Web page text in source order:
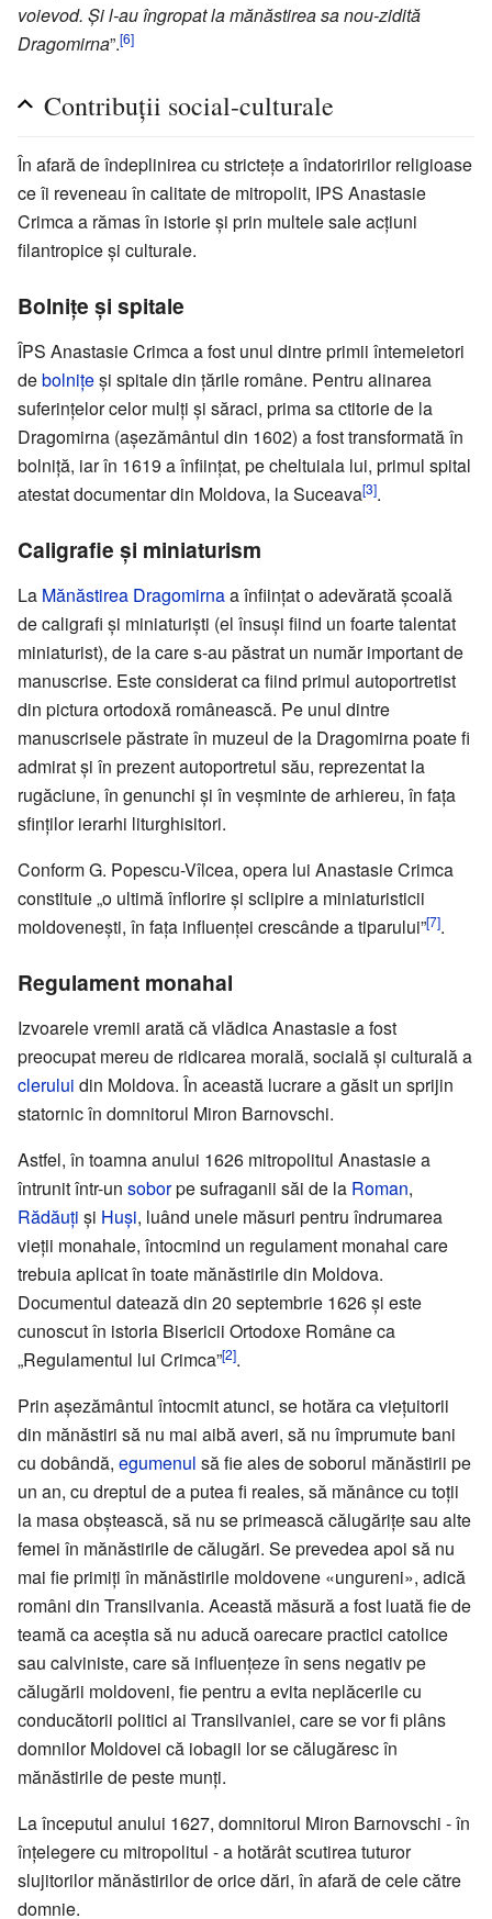
voievod. Și l-au îngropat la mănăstirea sa nou-zidită
Dragomirna”.[6]
Contribuții social-culturale
În afară de îndeplinirea cu strictețe a îndatoririlor religioase
ce îi reveneau în calitate de mitropolit, IPS Anastasie
Crimca a rămas în istorie și prin multele sale acțiuni
filantropice și culturale.
Bolnițe și spitale
ÎPS Anastasie Crimca a fost unul dintre primii întemeietori
debolnițeși spitale din țările române. Pentru alinarea
suferințelor celor mulți și săraci, prima sa ctitorie de la
Dragomirna (așezământul din 1602) a fost transformată în
bolniță, iar în 1619 a înființat, pe cheltuiala lui, primul spital
atestat documentar din Moldova, la Suceava[3].
Caligrafie și miniaturism
La Mănăstirea Dragomirnaa înființat o adevărată școală
de caligrafi și miniaturiști (el însuși fiind un foarte talentat
miniaturist), de la care s-au păstrat un număr important de
manuscrise. Este considerat ca fiind primul autoportretist
din pictura ortodoxă românească. Pe unul dintre
manuscrisele păstrate în muzeul de la Dragomirna poate fi
admirat și în prezent autoportretul său, reprezentat la
rugăciune, în genunchi și în veșminte de arhiereu, în fața
sfinților ierarhi liturghisitori.
Conform G. Popescu-Vîlcea, opera lui Anastasie Crimca
constituie „o ultimă înflorire şi sclipire a miniaturisticii
moldoveneşti, în faţa influenţei crescânde a tiparului”[7].
Regulament monahal
Izvoarele vremii arată că vlădica Anastasie a fost
preocupat mereu de ridicarea morală, socială și culturală a
clerului din Moldova. În această lucrare a găsit un sprijin
statornic în domnitorul Miron Barnovschi.
Astfel, în toamna anului 1626 mitropolitul Anastasie a
întrunit într-un soborpe sufraganii săi de la Roman,
Rădăuți și Huși, luând unele măsuri pentru îndrumarea
vieții monahale, întocmind un regulament monahal care
trebuia aplicat în toate mănăstirile din Moldova.
Documentul datează din 20 septembrie 1626 și este
cunoscut în istoria Bisericii Ortodoxe Române ca
„Regulamentul lui Crimca”[2].
Prin așezământul întocmit atunci, se hotăra ca viețuitorii
din mănăstiri să nu mai aibă averi, să nu împrumute bani
cu dobândă, egumenul să fie ales de soborul mănăstirii pe
un an, cu dreptul de a putea fi reales, să mănânce cu toții
la masa obștească, să nu se primească călugărițe sau alte
femei în mănăstirile de călugări. Se prevedea apoi să nu
mai fie primiți în mănăstirile moldovene «ungureni», adică
români din Transilvania. Această măsură a fost luată fie de
teamă ca aceștia să nu aducă oarecare practici catolice
sau calviniste, care să influențeze în sens negativ pe
călugării moldoveni, fie pentru a evita neplăcerile cu
conducătorii politici ai Transilvaniei, care se vor fi plâns
domnilor Moldovei că iobagii lor se călugăresc în
mănăstirile de peste munți.
La începutul anului 1627, domnitorul Miron Barnovschi - în
înțelegere cu mitropolitul - a hotărât scutirea tuturor
slujitorilor mănăstirilor de orice dări, în afară de cele către
domnie.